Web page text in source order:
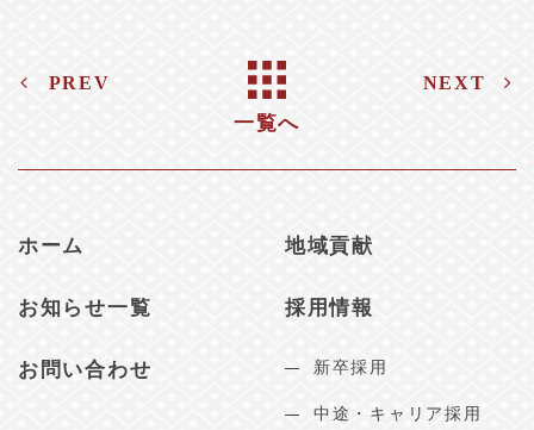
PREV NEXT
一覧へ
ホーム
お知らせ一覧
お問い合わせ
地域貢献
採用情報
新卒採用
中途・キャリア採用